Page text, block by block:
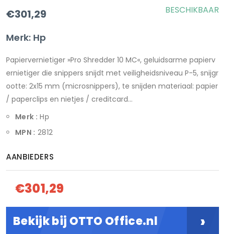
€301,29
Merk: Hp
BESCHIKBAAR
Papiervernietiger »Pro Shredder 10 MC«, geluidsarme papierv
ernietiger die snippers snijdt met veiligheidsniveau P-5, snijgr
ootte: 2x15 mm (microsnippers), te snijden materiaal: papier
/ paperclips en nietjes / creditcard...
Merk : Hp
MPN : 2812
AANBIEDERS
€301,29
Bekijk bij OTTO Office.nl ›